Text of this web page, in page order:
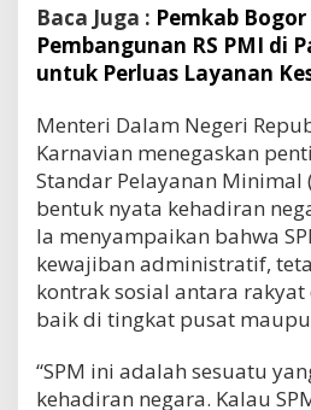
Baca Juga : Pemkab
Pembangunan RS PMI di
untuk Perluas Layanan
Menteri Dalam Negeri
Karnavian menegaskan
Standar Pelayanan Minimal
bentuk nyata kehadiran
Ia menyampaikan bahwa
kewajiban administratif,
kontrak sosial antara rakyat
baik di tingkat pusat
“SPM ini adalah sesuatu
kehadiran negara. Kalau